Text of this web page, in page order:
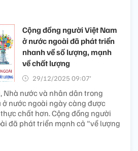
Cộng đồng người Việt Nam
ở nước ngoài đã phát triển
nhanh về số lượng, mạnh
về chất lượng
29/12/2025 09:07’
Nhà nước và nhân dân trong
ở nước ngoài ngày càng được
chất hơn. Cộng đồng người
đã phát triển mạnh cả "về lượng